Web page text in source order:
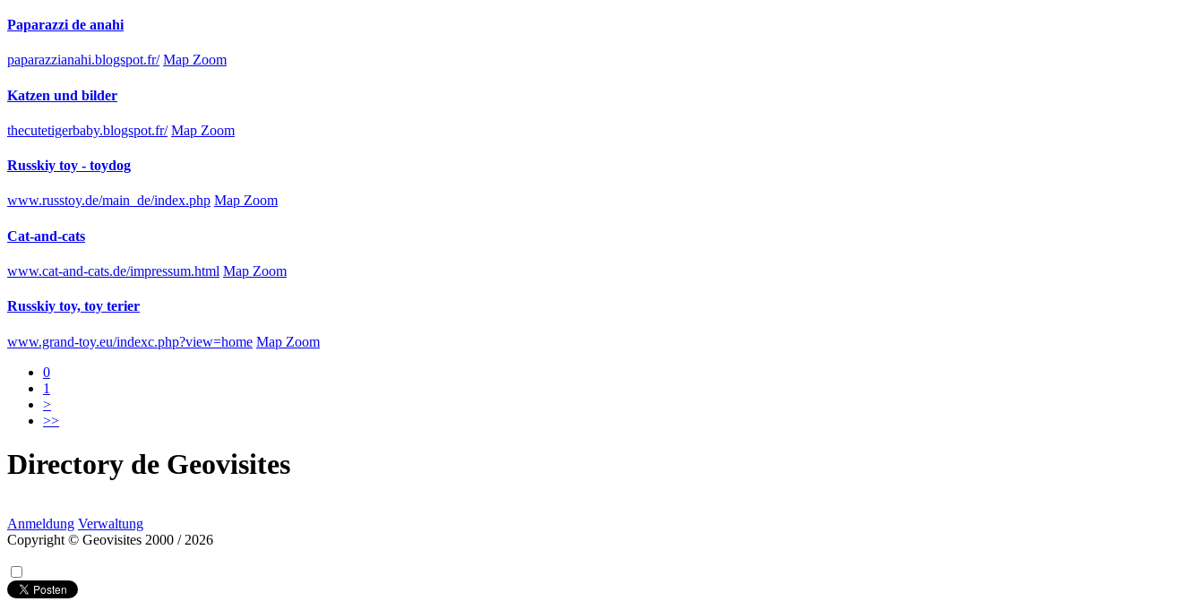
Paparazzi de anahi
paparazzianahi.blogspot.fr/ Map Zoom
Katzen und bilder
thecutetigerbaby.blogspot.fr/ Map Zoom
Russkiy toy - toydog
www.russtoy.de/main_de/index.php Map Zoom
Cat-and-cats
www.cat-and-cats.de/impressum.html Map Zoom
Russkiy toy, toy terier
www.grand-toy.eu/indexc.php?view=home Map Zoom
0
1
>
>>
Directory de Geovisites
Anmeldung Verwaltung
Copyright © Geovisites 2000 / 2026